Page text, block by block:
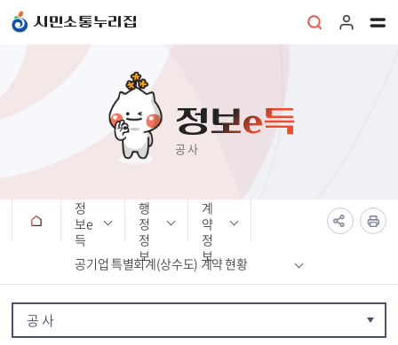
시민소통누리집
정보e득
공 사
정
보e
득
행
정
정
보
계
약
정
보
공기업 특별회계(상수도) 계약 현황
공 사